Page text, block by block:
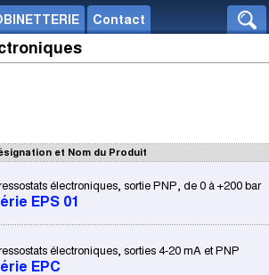
Contact
et Nom du Produit
électroniques, sortie PNP, de 0 à +200 bar
EPS 01
électroniques, sorties 4-20 mA et PNP
EPC